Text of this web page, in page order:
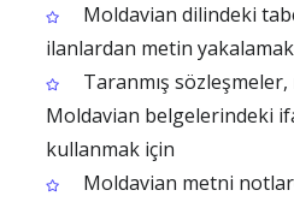
Moldavian dilindeki
ilanlardan metin
Taranmış
Moldavian belgelerindeki
kullanmak için
Moldavian metni